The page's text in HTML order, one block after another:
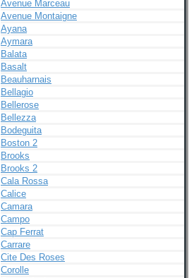
Avenue Marceau
Avenue Montaigne
Ayana
Aymara
Balata
Basalt
Beauharnais
Bellagio
Bellerose
Bellezza
Bodeguita
Boston 2
Brooks
Brooks 2
Cala Rossa
Calice
Camara
Campo
Cap Ferrat
Carrare
Cite Des Roses
Corolle